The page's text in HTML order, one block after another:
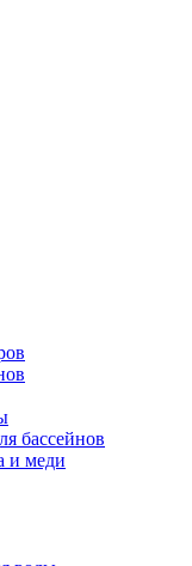
бассейнов
и меди